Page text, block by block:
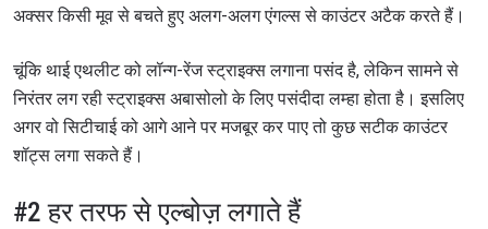
अक्सर किसी मूव से बचते हुए अलग-अलग एंगल्स से काउंटर अटैक करते हैं।
चूंकि थाई एथलीट को लॉन्ग-रेंज स्ट्राइक्स लगाना पसंद है, लेकिन सामने से
निरंतर लग रही स्ट्राइक्स अबासोलो के लिए पसंदीदा लम्हा होता है। इसलिए
अगर वो सिटीचाई को आगे आने पर मजबूर कर पाए तो कुछ सटीक काउंटर
शॉट्स लगा सकते हैं।
#2 हर तरफ से एल्बोज़ लगाते हैं